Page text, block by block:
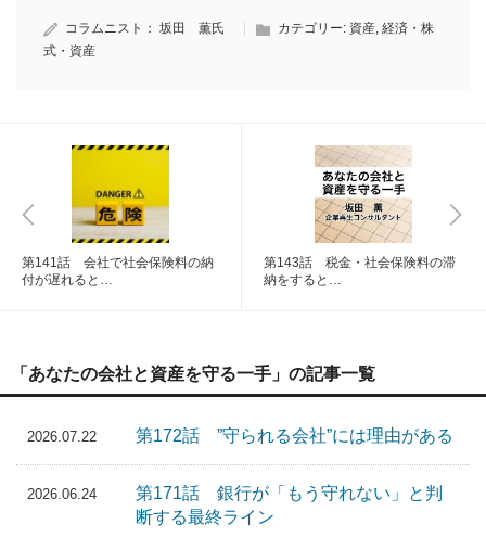
コラムニスト： 坂田 薫氏 カテゴリー: 資産, 経済・株
式・資産
第141話 会社で社会保険料の納
付が遅れると…
第143話 税金・社会保険料の滞
納をすると…
「あなたの会社と資産を守る一手」の記事一覧
2026.07.22 第172話 ”守られる会社”には理由がある
2026.06.24
第171話 銀行が「もう守れない」と判
断する最終ライン